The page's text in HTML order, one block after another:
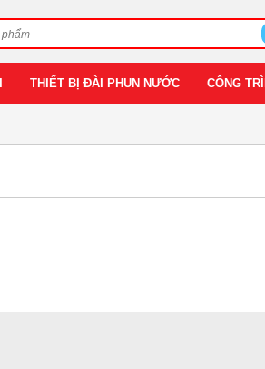
THIẾT BỊ ĐÀI PHUN NƯỚC CÔNG